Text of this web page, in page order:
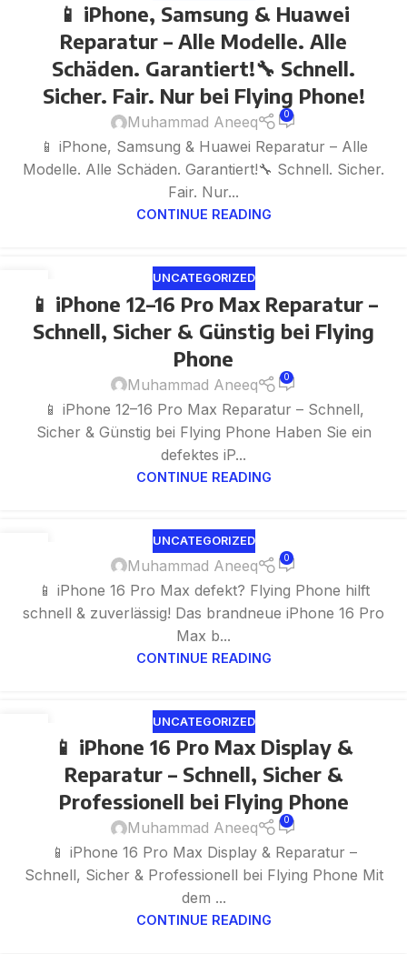
📱 iPhone, Samsung & Huawei
Reparatur – Alle Modelle. Alle
Schäden. Garantiert!🔧 Schnell.
Sicher. Fair. Nur bei Flying Phone!
Muhammad Aneeq 0
📱 iPhone, Samsung & Huawei Reparatur – Alle
Modelle. Alle Schäden. Garantiert!🔧 Schnell. Sicher.
Fair. Nur...
CONTINUE READING
MAY
UNCATEGORIZED
📱 iPhone 12–16 Pro Max Reparatur –
Schnell, Sicher & Günstig bei Flying
Phone
Muhammad Aneeq 0
📱 iPhone 12–16 Pro Max Reparatur – Schnell,
Sicher & Günstig bei Flying Phone Haben Sie ein
defektes iP...
CONTINUE READING
UNCATEGORIZED
Muhammad Aneeq 0
📱 iPhone 16 Pro Max defekt? Flying Phone hilft
schnell & zuverlässig! Das brandneue iPhone 16 Pro
Max b...
CONTINUE READING
UNCATEGORIZED
📱 iPhone 16 Pro Max Display &
Reparatur – Schnell, Sicher &
Professionell bei Flying Phone
Muhammad Aneeq 0
📱 iPhone 16 Pro Max Display & Reparatur –
Schnell, Sicher & Professionell bei Flying Phone Mit
dem ...
CONTINUE READING